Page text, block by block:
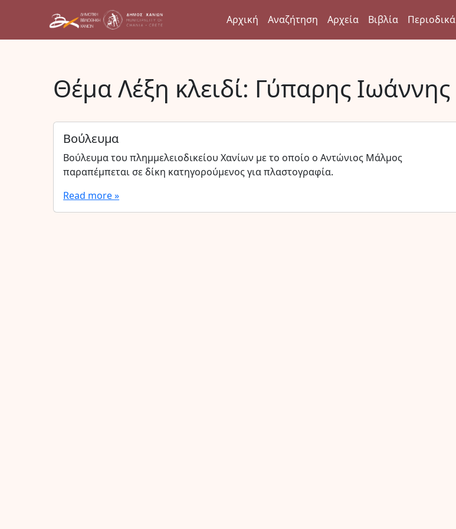
Αρχική Αναζήτηση Αρχεία Βιβλία Περιοδικά
Θέμα Λέξη κλειδί: Γύπαρης Ιωάννης
Βούλευμα
Βούλευμα του πλημμελειοδικείου Χανίων με το οποίο ο Αντώνιος Μάλμος
παραπέμπεται σε δίκη κατηγορούμενος για πλαστογραφία.
Read more »